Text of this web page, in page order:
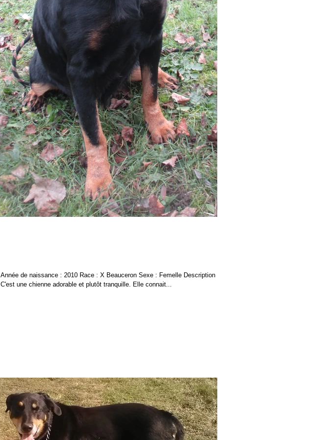
Année de naissance : 2010 Race : X Beauceron Sexe : Femelle Description :
C'est une chienne adorable et plutôt tranquille. Elle connait...